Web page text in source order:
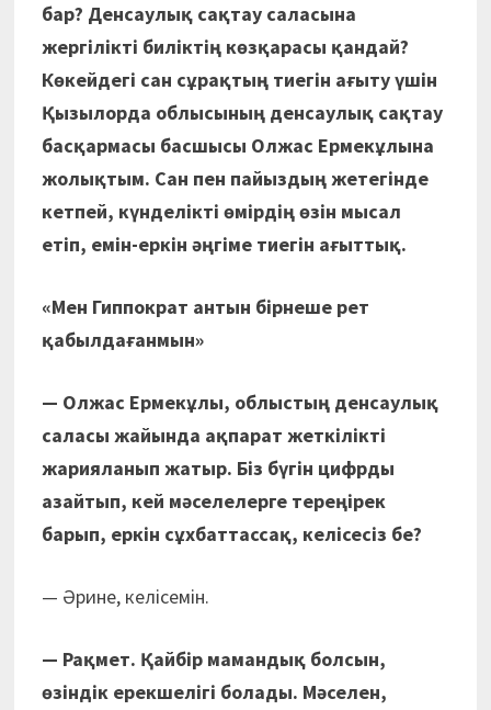
бар? Денсаулық сақтау саласына
жергілікті биліктің көзқарасы қандай?
Көкейдегі сан сұрақтың тиегін ағыту үшін
Қызылорда облысының денсаулық сақтау
басқармасы басшысы Олжас Ермекұлына
жолықтым. Сан пен пайыздың жетегінде
кетпей, күнделікті өмірдің өзін мысал
етіп, емін-еркін әңгіме тиегін ағыттық.
«Мен Гиппократ антын бірнеше рет
қабылдағанмын»
— Олжас Ермекұлы, облыстың денсаулық
саласы жайында ақпарат жеткілікті
жарияланып жатыр. Біз бүгін цифрды
азайтып, кей мәселелерге тереңірек
барып, еркін сұхбаттассақ, келісесіз бе?
— Әрине, келісемін.
— Рақмет. Қайбір мамандық болсын,
өзіндік ерекшелігі болады. Мәселен,